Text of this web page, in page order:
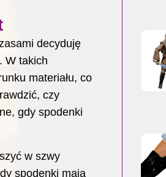
decyduję
W takich
materiału, co
czy
gdy spodenki
w szwy
spodenki mają